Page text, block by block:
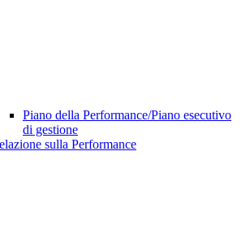
Piano della Performance/Piano esecutivo
di gestione
sulla Performance